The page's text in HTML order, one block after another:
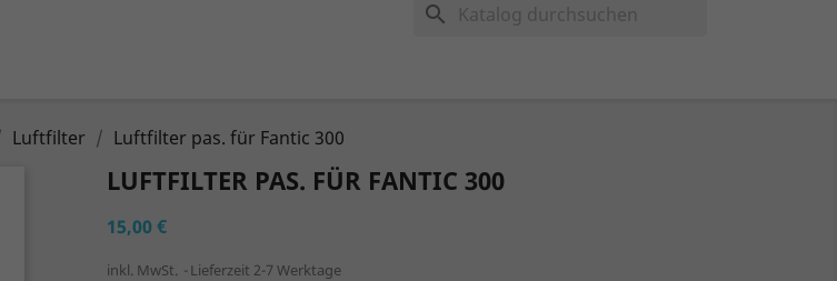
search
Luftfilter Luftfilter pas. für Fantic 300
LUFTFILTER PAS. FÜR FANTIC 300
15,00 €
inkl. MwSt. Lieferzeit 2-7 Werktage